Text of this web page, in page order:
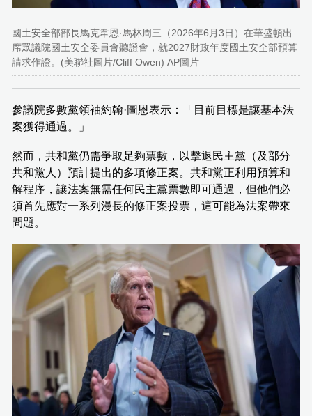
國土安全部部長馬克韋恩·馬林周三（2026年6月3日）在華盛頓出
席眾議院國土安全委員會聽證會，就2027財政年度國土安全部預算
請求作證。(美聯社圖片/Cliff Owen) AP圖片
參議院多數黨領袖約翰·圖恩表示：「目前目標是讓基本法
案獲得通過。」
然而，共和黨仍需爭取足夠票數，以擊退民主黨（及部分
共和黨人）預計提出的多項修正案。共和黨正利用預算和
解程序，讓法案無需任何民主黨票數即可通過，但他們必
須首先應對一系列漫長的修正案投票，這可能為法案帶來
問題。